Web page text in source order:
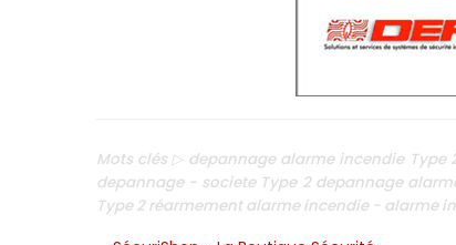
Mots clés ▷ depannage alarme incendie
depannage - societe Type 2 depannage
Type 2 réarmement alarme incendie - alarme